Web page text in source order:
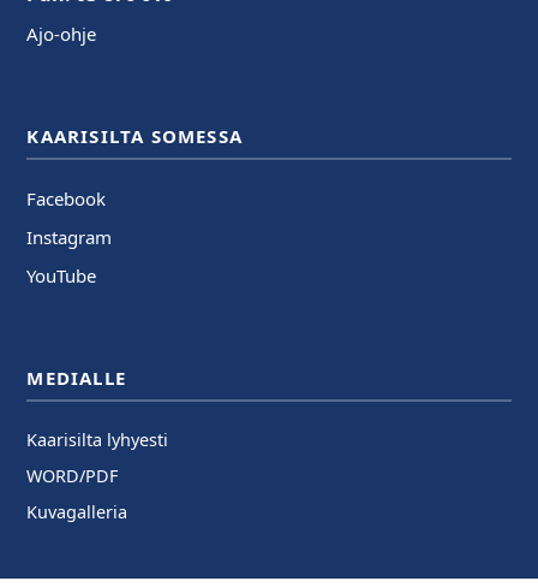
Ajo-ohje
KAARISILTA SOMESSA
Facebook
Instagram
YouTube
MEDIALLE
Kaarisilta lyhyesti
WORD/PDF
Kuvagalleria